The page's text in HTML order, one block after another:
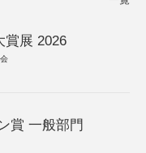
賞展 2026
賞 一般部門